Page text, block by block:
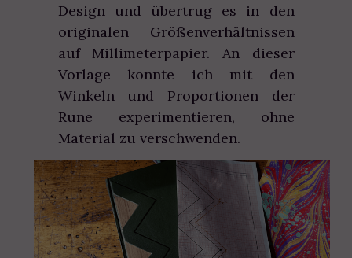
Design und übertrug es in den
originalen Größenverhältnissen
auf Millimeterpapier. An dieser
Vorlage konnte ich mit den
Winkeln und Proportionen der
Rune experimentieren, ohne
Material zu verschwenden.